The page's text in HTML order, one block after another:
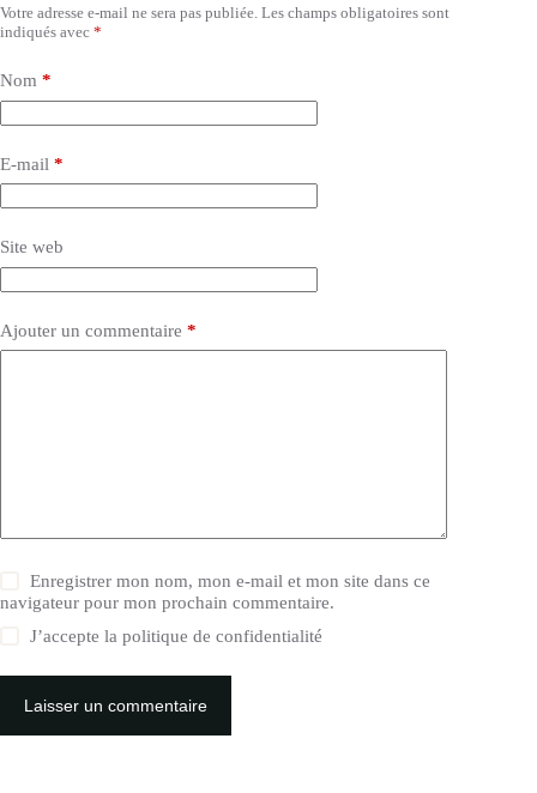
Votre adresse e-mail ne sera pas publiée. Les champs obligatoires sont
indiqués avec *
Nom *
E-mail *
Site web
Ajouter un commentaire *
Enregistrer mon nom, mon e-mail et mon site dans ce
navigateur pour mon prochain commentaire.
J’accepte lapolitique de confidentialité
Laisser un commentaire